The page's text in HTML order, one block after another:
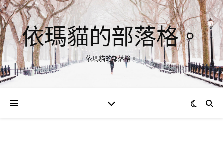
依瑪貓的部落格。
依瑪貓的部落格。